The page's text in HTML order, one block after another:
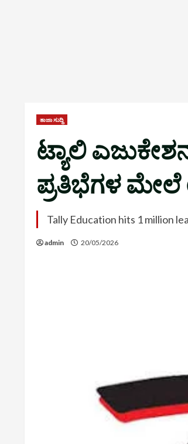
ತಾಜಾ ಸುದ್ದಿ
ಟ್ಯಾಲಿ
ಪ್ರತಿಭೆಗಳ ಮೇಲೆ
Tally Education hits 1 million
admin 20/05/2026